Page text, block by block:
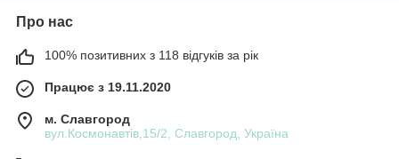
Про нас
100% позитивних з 118 відгуків за рік
Працює з 19.11.2020
м. Славгород
вул.Космонавтів,15/2, Славгород, Україна